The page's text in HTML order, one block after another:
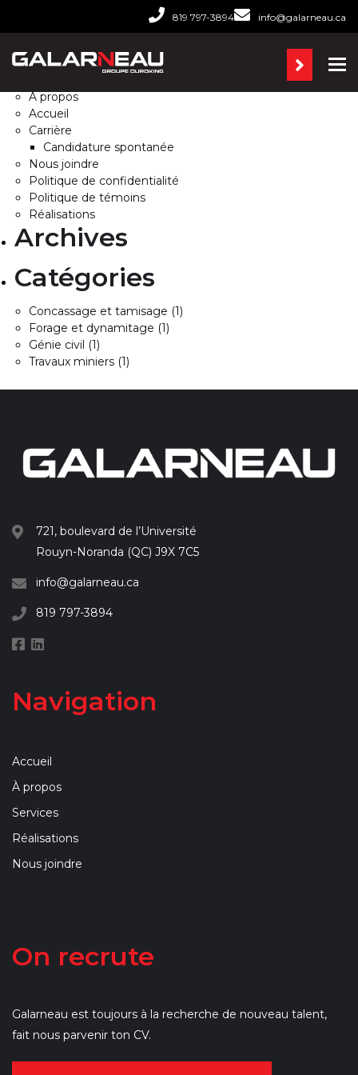
819 797-3894 info@galarneau.ca
Pages
À propos
Accueil
Carrière
Candidature spontanée
Nous joindre
Politique de confidentialité
Politique de témoins
Réalisations
Archives
Catégories
Concassage et tamisage (1)
Forage et dynamitage (1)
Génie civil (1)
Travaux miniers (1)
721, boulevard de l’Université
Rouyn-Noranda (QC) J9X 7C5
info@galarneau.ca
819 797-3894
Navigation
Accueil
À propos
Services
Réalisations
Nous joindre
On recrute
Galarneau est toujours à la recherche de nouveau talent,
fait nous parvenir ton CV.